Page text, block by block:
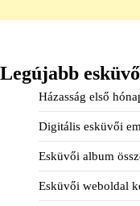
Legújabb
Házasság első
Digitális esküvői
Esküvői album
Esküvői weboldal